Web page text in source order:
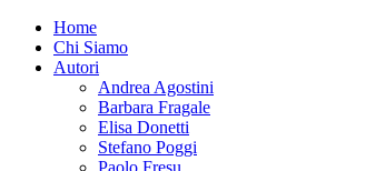
Home
Chi Siamo
Autori
Andrea Agostini
Barbara Fragale
Elisa Donetti
Stefano Poggi
Paolo Fresu